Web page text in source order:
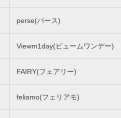
perse(パース)
Viewm1day(ビュームワンデー)
FAIRY(フェアリー)
feliamo(フェリアモ)